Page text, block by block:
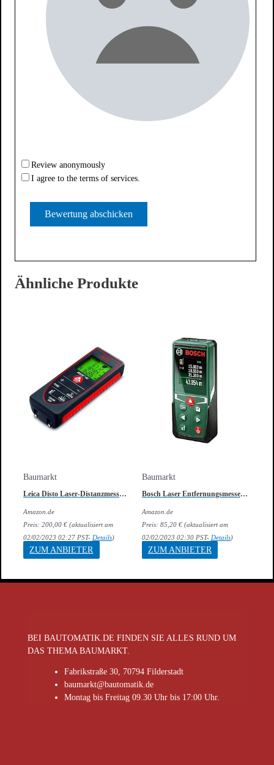
Review anonymously
I agree to the terms of services.
Ähnliche Produkte
Baumarkt
Leica Disto Laser-Distanzmessgerät D2 Entfernungsmesser
Amazon.de
Preis:200,00€ (aktualisiert am
02/02/2023 02:27 PST- Details)
ZUM ANBIETER
Baumarkt
Bosch Laser Entfernungsmesser UniversalDistance 50 (Messbereich: 0-05 – 50 m- im Karton)
Amazon.de
Preis: 85,20 €(aktualisiert am
02/02/2023 02:30 PST- Details)
ZUM ANBIETER
BEI BAUTOMATIK.DE FINDEN SIE ALLES RUND UM
DAS THEMA BAUMARKT.
Fabrikstraße 30, 70794 Filderstadt
baumarkt@bautomatik.de
Montag bis Freitag 09.30 Uhr bis 17:00 Uhr.